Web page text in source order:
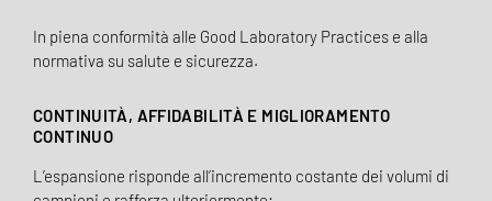
In piena conformità alle Good Laboratory Practices e alla
normativa su salute e sicurezza.
CONTINUITÀ, AFFIDABILITÀ E MIGLIORAMENTO
CONTINUO
L’espansione risponde all’incremento costante dei volumi di